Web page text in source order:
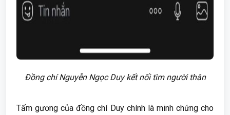
Đồng chí Nguyễn Ngọc Duy kết nối tìm người thân
Tấm gương của đồng chí Duy chính là minh chứng cho